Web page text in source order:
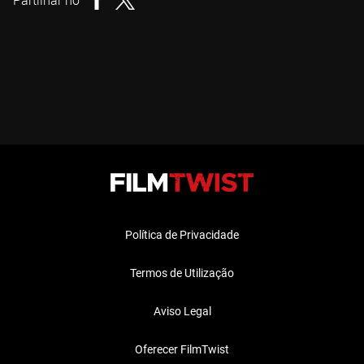
Política de Privacidade
Termos de Utilização
Aviso Legal
Oferecer FilmTwist